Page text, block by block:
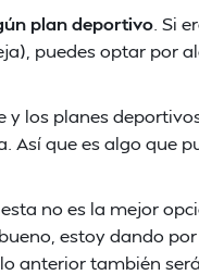
plan deportivo . Si
puedes optar por
los planes
Así que es algo que
no es la mejor
estoy dando
anterior también